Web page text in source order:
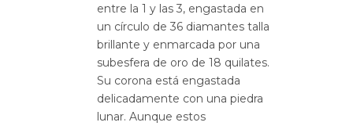
entre la 1 y las 3, engastada en
un círculo de 36 diamantes talla
brillante y enmarcada por una
subesfera de oro de 18 quilates.
Su corona está engastada
delicadamente con una piedra
lunar. Aunque estos